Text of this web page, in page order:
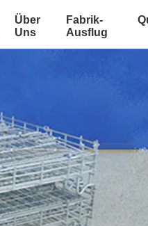
Über
Uns
Fabrik-
Ausflug